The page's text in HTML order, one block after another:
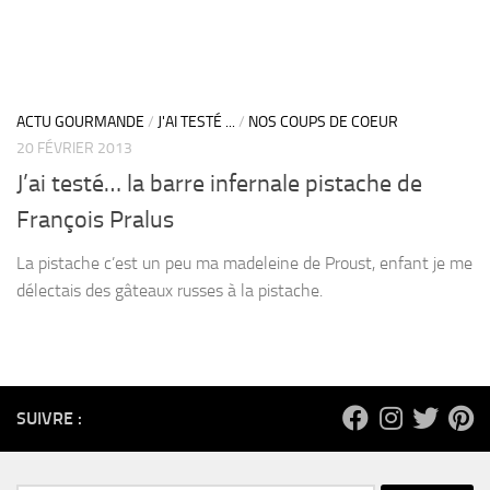
ACTU GOURMANDE / J'AI TESTÉ ... / NOS COUPS DE COEUR
20 FÉVRIER 2013
J’ai testé… la barre infernale pistache de
François Pralus
La pistache c’est un peu ma madeleine de Proust, enfant je me
délectais des gâteaux russes à la pistache.
SUIVRE :